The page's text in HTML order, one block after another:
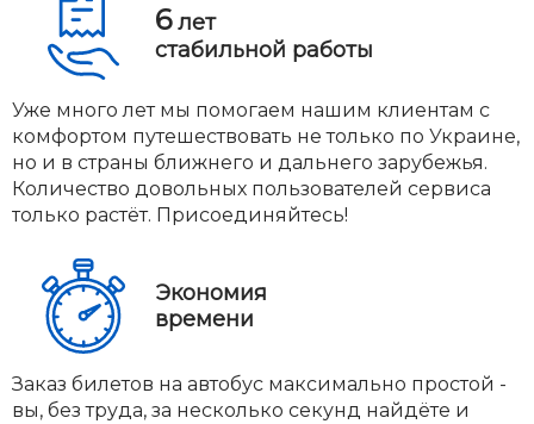
6лет
стабильной работы
Уже много лет мы помогаем нашим клиентам с
комфортом путешествовать не только по Украине,
но и в страны ближнего и дальнего зарубежья.
Количество довольных пользователей сервиса
только растёт. Присоединяйтесь!
Экономия
времени
Заказ билетов на автобус максимально простой -
вы, без труда, за несколько секунд найдёте и